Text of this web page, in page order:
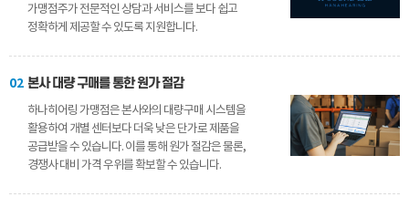
가맹점주가 전문적인 상담과 서비스를 보다 쉽고
정확하게 제공할 수 있도록 지원합니다.
02 본사 대량 구매를 통한 원가 절감
하나히어링 가맹점은 본사와의 대량구매 시스템을
활용하여 개별 센터보다 더욱 낮은 단가로 제품을
공급받을 수 있습니다. 이를 통해 원가 절감은 물론,
경쟁사 대비 가격 우위를 확보할 수 있습니다.